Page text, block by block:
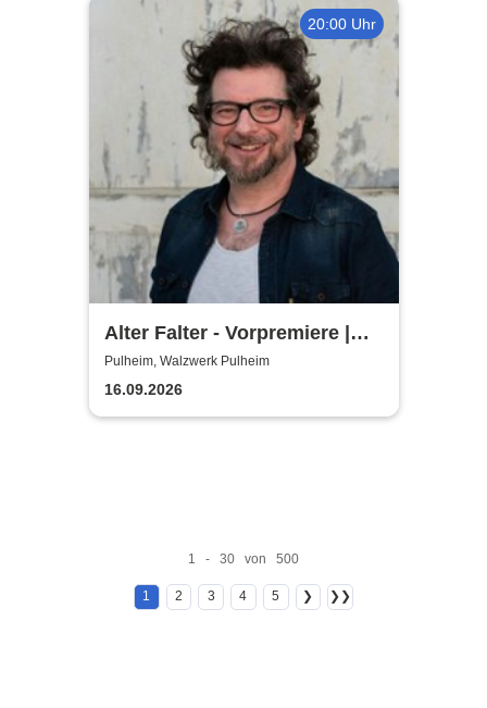
20:00 Uhr
Alter Falter - Vorpremiere |
Hennes Bender Live!
Pulheim, Walzwerk Pulheim
16.09.2026
1 - 30 von 500
1 2 3 4 5 ❯ ❯❯